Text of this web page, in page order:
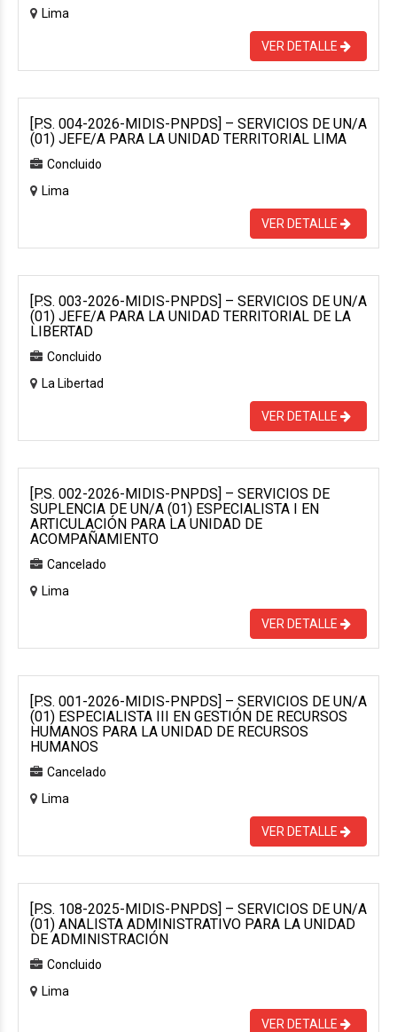
Lima
VER DETALLE
[P.S. 004-2026-MIDIS-PNPDS] – SERVICIOS DE UN/A
(01) JEFE/A PARA LA UNIDAD TERRITORIAL LIMA
Concluido
Lima
VER DETALLE
[P.S. 003-2026-MIDIS-PNPDS] – SERVICIOS DE UN/A
(01) JEFE/A PARA LA UNIDAD TERRITORIAL DE LA
LIBERTAD
Concluido
La Libertad
VER DETALLE
[P.S. 002-2026-MIDIS-PNPDS] – SERVICIOS DE
SUPLENCIA DE UN/A (01) ESPECIALISTA I EN
ARTICULACIÓN PARA LA UNIDAD DE
ACOMPAÑAMIENTO
Cancelado
Lima
VER DETALLE
[P.S. 001-2026-MIDIS-PNPDS] – SERVICIOS DE UN/A
(01) ESPECIALISTA III EN GESTIÓN DE RECURSOS
HUMANOS PARA LA UNIDAD DE RECURSOS
HUMANOS
Cancelado
Lima
VER DETALLE
[P.S. 108-2025-MIDIS-PNPDS] – SERVICIOS DE UN/A
(01) ANALISTA ADMINISTRATIVO PARA LA UNIDAD
DE ADMINISTRACIÓN
Concluido
Lima
VER DETALLE